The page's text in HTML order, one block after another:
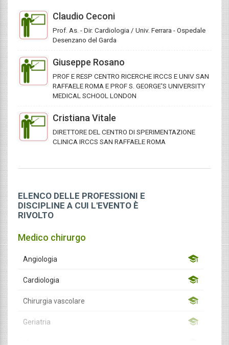
Claudio Ceconi
Prof. As. - Dir. Cardiologia / Univ. Ferrara - Ospedale
Desenzano del Garda
Giuseppe Rosano
PROF E RESP CENTRO RICERCHE IRCCS E UNIV SAN
RAFFAELE ROMA E PROF S. GEORGE'S UNIVERSITY
MEDICAL SCHOOL LONDON
Cristiana Vitale
DIRETTORE DEL CENTRO DI SPERIMENTAZIONE
CLINICA IRCCS SAN RAFFAELE ROMA
ELENCO DELLE PROFESSIONI E
DISCIPLINE A CUI L'EVENTO È
RIVOLTO
Medico chirurgo
Angiologia
Cardiologia
Chirurgia vascolare
Geriatria